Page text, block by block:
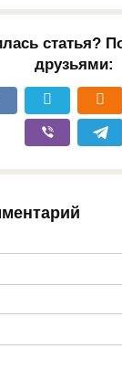
статья?
друзьями: